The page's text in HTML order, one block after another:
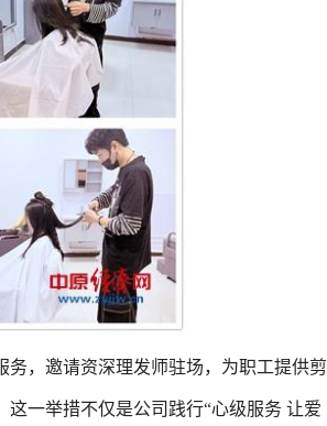
，邀请资深理发师驻场，为职工提供剪
一举措不仅是公司践行“心级服务 让爱